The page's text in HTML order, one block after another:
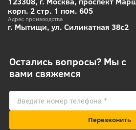
корп. 2 стр. 1 пом. 605
Адрес производства
г. Мытищи, ул. Силикатная 38с2
Остались вопросы? Мы с
вами свяжемся
Перезвонить